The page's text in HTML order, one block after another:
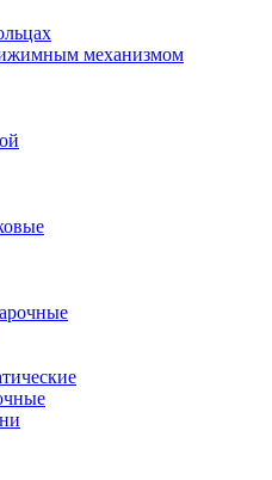
механизмом